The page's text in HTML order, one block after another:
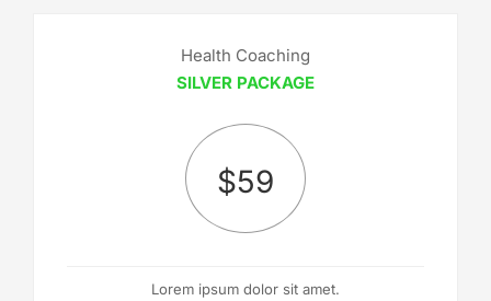
Health Coaching
SILVER PACKAGE
$59
Lorem ipsum dolor sit amet.